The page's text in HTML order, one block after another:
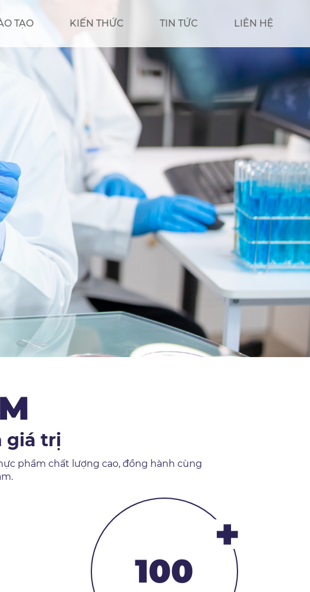
TẠO KIẾN THỨC TIN TỨC LIÊN HỆ
giá trị
phẩm chất lượng cao, đồng hành cùng
100
+